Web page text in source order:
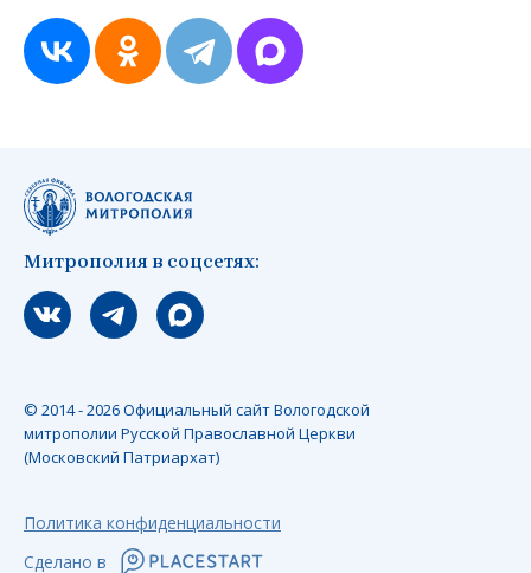
Митрополия в соцсетях:
Мы вконтакте
Мы в telegram
Мы в Макс
© 2014 - 2026 Официальный сайт Вологодской
митрополии Русской Православной Церкви
(Московский Патриархат)
Политика конфиденциальности
Сделано в